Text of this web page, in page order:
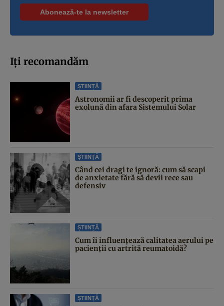
Iți recomandăm
ȘTIINȚĂ
Astronomii ar fi descoperit prima
exolună din afara Sistemului Solar
ȘTIINȚĂ
Când cei dragi te ignoră: cum să scapi
de anxietate fără să devii rece sau
defensiv
ȘTIINȚĂ
Cum îi influențează calitatea aerului pe
pacienții cu artrită reumatoidă?
ȘTIINȚĂ